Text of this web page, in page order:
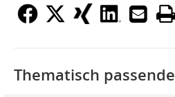
Thematisch